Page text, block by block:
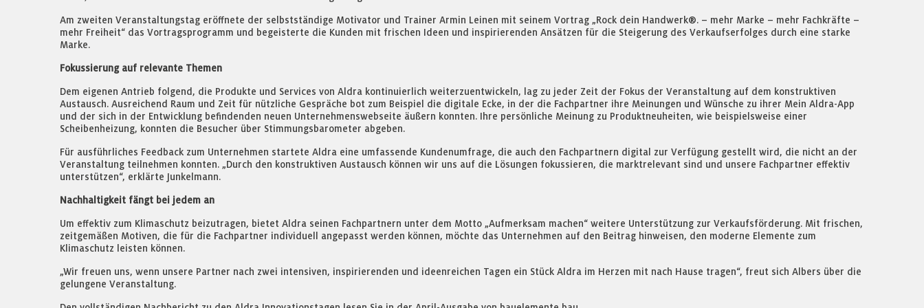
Am zweiten Veranstaltungstag eröffnete der selbstständige Motivator und Trainer Armin Leinen mit seinem Vortrag „Rock dein Handwerk®. – mehr Marke – mehr Fachkräfte –
mehr Freiheit“ das Vortragsprogramm und begeisterte die Kunden mit frischen Ideen und inspirierenden Ansätzen für die Steigerung des Verkaufserfolges durch eine starke
Marke.
Fokussierung auf relevante Themen
Dem eigenen Antrieb folgend, die Produkte und Services von Aldra kontinuierlich weiterzuentwickeln, lag zu jeder Zeit der Fokus der Veranstaltung auf dem konstruktiven
Austausch. Ausreichend Raum und Zeit für nützliche Gespräche bot zum Beispiel die digitale Ecke, in der die Fachpartner ihre Meinungen und Wünsche zu ihrer Mein Aldra-App
und der sich in der Entwicklung befindenden neuen Unternehmenswebseite äußern konnten. Ihre persönliche Meinung zu Produktneuheiten, wie beispielsweise einer
Scheibenheizung, konnten die Besucher über Stimmungsbarometer abgeben.
Für ausführliches Feedback zum Unternehmen startete Aldra eine umfassende Kundenumfrage, die auch den Fachpartnern digital zur Verfügung gestellt wird, die nicht an der
Veranstaltung teilnehmen konnten. „Durch den konstruktiven Austausch können wir uns auf die Lösungen fokussieren, die marktrelevant sind und unsere Fachpartner effektiv
unterstützen“, erklärte Junkelmann.
Nachhaltigkeit fängt bei jedem an
Um effektiv zum Klimaschutz beizutragen, bietet Aldra seinen Fachpartnern unter dem Motto „Aufmerksam machen“ weitere Unterstützung zur Verkaufsförderung. Mit frischen,
zeitgemäßen Motiven, die für die Fachpartner individuell angepasst werden können, möchte das Unternehmen auf den Beitrag hinweisen, den moderne Elemente zum
Klimaschutz leisten können.
„Wir freuen uns, wenn unsere Partner nach zwei intensiven, inspirierenden und ideenreichen Tagen ein Stück Aldra im Herzen mit nach Hause tragen“, freut sich Albers über die
gelungene Veranstaltung.